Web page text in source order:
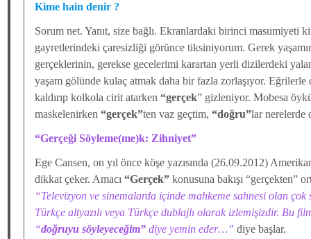
Kime hain denir ?
Sorum net. Yanıt, size bağlı. Ekranlardaki birinci masumiyeti
gayretlerindeki çaresizliği görünce tiksiniyorum. Gerek
gerçeklerinin, gerekse gecelerimi karartan yerli dizilerdeki
yaşam gölünde kulaç atmak daha bir fazla zorlaşıyor. Eğrilerle
kaldırıp kolkola cirit atarken “gerçek” gizleniyor. Mobesa
maskelenirken “gerçek”ten vaz geçtim, “doğru”lar nerelerde
“Gerçeği Söyleme(me)k: Zihniyet”
Ege Cansen, on yıl önce köşe yazısında (26.09.2012)
dikkat çeker. Amacı “Gerçek” konusuna bakışı “gerçekten”
“Televizyon ve sinemalarda içinde mahkeme sahnesi olan
Türkçe altyazılı veya Türkçe dublajlı olarak izlemişizdir. Bu
“doğruyu söyleyeceğim” diye yemin eder…” diye başlar.